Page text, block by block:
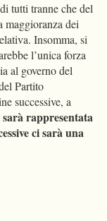
tutti tranne che del
maggioranza dei
Insomma, si
l’unica forza
al governo del
Partito
successive, a
rappresentata
ci sarà una